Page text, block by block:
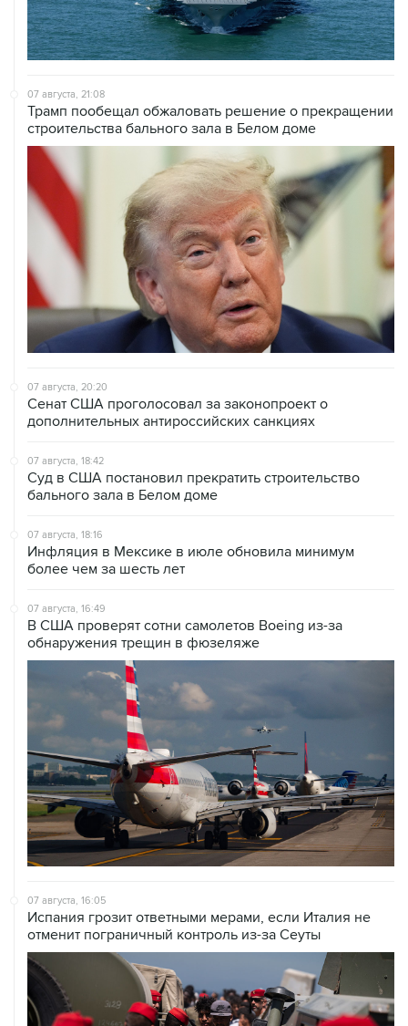
07 августа, 21:08
Трамп пообещал обжаловать решение о прекращении
строительства бального зала в Белом доме
07 августа, 20:20
Сенат США проголосовал за законопроект о
дополнительных антироссийских санкциях
07 августа, 18:42
Суд в США постановил прекратить строительство
бального зала в Белом доме
07 августа, 18:16
Инфляция в Мексике в июле обновила минимум
более чем за шесть лет
07 августа, 16:49
В США проверят сотни самолетов Boeing из-за
обнаружения трещин в фюзеляже
07 августа, 16:05
Испания грозит ответными мерами, если Италия не
отменит пограничный контроль из-за Сеуты